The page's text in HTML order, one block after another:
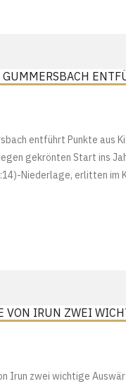
entführt Punkte aus
gekrönten Start ins
Niederlage, erlitten im
IRUN ZWEI
Irun zwei wichtige